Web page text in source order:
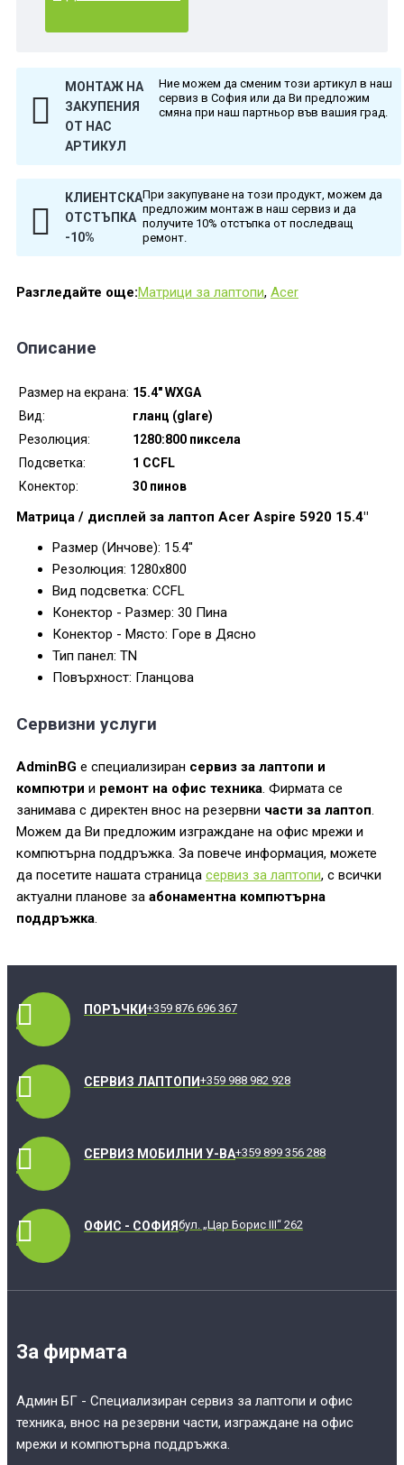
МОНТАЖ НА
ЗАКУПЕНИЯ
ОТ НАС
АРТИКУЛ
Ние можем да сменим този артикул в наш
сервиз в София или да Ви предложим
смяна при наш партньор във вашия град.
КЛИЕНТСКА
ОТСТЪПКА
-10%
При закупуване на този продукт, можем да
предложим монтаж в наш сервиз и да
получите 10% отстъпка от последващ
ремонт.
Разгледайте още:Матрици за лаптопи, Acer
Описание
Размер на екрана: 15.4" WXGA
Вид:
гланц (glare)
Резолюция:
1280:800 пиксела
Подсветка:
1 CCFL
Конектор:
30 пинов
Матрица / дисплей за лаптоп Acer Aspire 5920 15.4"
Размер (Инчове): 15.4"
Резолюция: 1280x800
Вид подсветка: CCFL
Конектор - Размер: 30 Пина
Конектор - Място: Горе в Дясно
Тип панел: TN
Повърхност: Гланцова
Сервизни услуги
AdminBG е специализиран сервиз за лаптопи и
компютри и ремонт на офис техника. Фирмата се
занимава с директен внос на резервни части за лаптоп.
Можем да Ви предложим изграждане на офис мрежи и
компютърна поддръжка. За повече информация, можете
да посетите нашата страница сервиз за лаптопи, с всички
актуални планове за абонаментна компютърна
поддръжка.
ПОРЪЧКИ +359 876 696 367
СЕРВИЗ ЛАПТОПИ +359 988 982 928
СЕРВИЗ МОБИЛНИ У-ВА+359 899 356 288
ОФИС - СОФИЯ бул. „Цар Борис III“ 262
За фирмата
Админ БГ - Специализиран сервиз за лаптопи и офис
техника, внос на резервни части, изграждане на офис
мрежи и компютърна поддръжка.